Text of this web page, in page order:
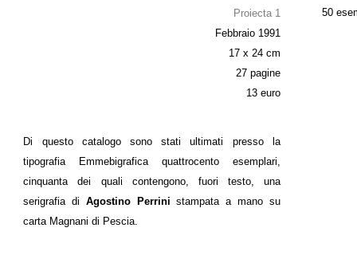
Proiecta 1
Febbraio 1991
17 x 24 cm
27 pagine
13 euro
Di questo catalogo sono stati ultimati presso la
tipografia Emmebigrafica quattrocento esemplari,
cinquanta dei quali contengono, fuori testo, una
serigrafia di Agostino Perrini stampata a mano su
carta Magnani di Pescia.
50